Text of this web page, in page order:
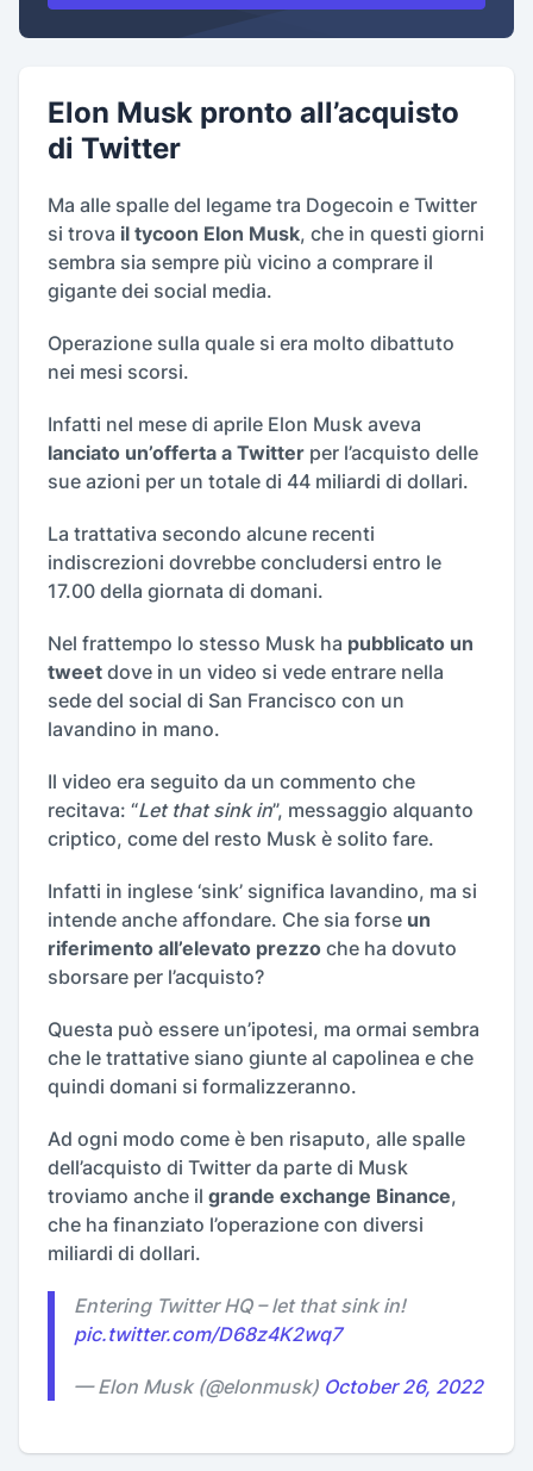
Elon Musk pronto all’acquisto
di Twitter
Ma alle spalle del legame tra Dogecoin e Twitter
si trova il tycoon Elon Musk, che in questi giorni
sembra sia sempre più vicino a comprare il
gigante dei social media.
Operazione sulla quale si era molto dibattuto
nei mesi scorsi.
Infatti nel mese di aprile Elon Musk aveva
lanciato un’offerta a Twitter per l’acquisto delle
sue azioni per un totale di 44 miliardi di dollari.
La trattativa secondo alcune recenti
indiscrezioni dovrebbe concludersi entro le
17.00 della giornata di domani.
Nel frattempo lo stesso Musk ha pubblicato un
tweet dove in un video si vede entrare nella
sede del social di San Francisco con un
lavandino in mano.
Il video era seguito da un commento che
recitava: “Let that sink in”, messaggio alquanto
criptico, come del resto Musk è solito fare.
Infatti in inglese ‘sink’ significa lavandino, ma si
intende anche affondare. Che sia forse un
riferimento all’elevato prezzo che ha dovuto
sborsare per l’acquisto?
Questa può essere un’ipotesi, ma ormai sembra
che le trattative siano giunte al capolinea e che
quindi domani si formalizzeranno.
Ad ogni modo come è ben risaputo, alle spalle
dell’acquisto di Twitter da parte di Musk
troviamo anche il grande exchange Binance,
che ha finanziato l’operazione con diversi
miliardi di dollari.
Entering Twitter HQ – let that sink in!
pic.twitter.com/D68z4K2wq7
— Elon Musk (@elonmusk) October 26, 2022